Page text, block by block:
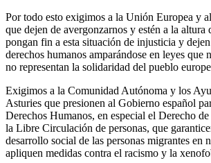
Por todo esto exigimos a la Unión Europea y
que dejen de avergonzarnos y estén a la altura
pongan fin a esta situación de injusticia y
derechos humanos amparándose en leyes que
no representan la solidaridad del pueblo
Exigimos a la Comunidad Autónoma y los
Asturies que presionen al Gobierno español
Derechos Humanos, en especial el Derecho
la Libre Circulación de personas, que
desarrollo social de las personas migrantes en
apliquen medidas contra el racismo y la